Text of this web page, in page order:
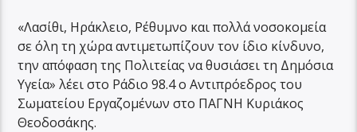
«Λασίθι, Ηράκλειο, Ρέθυμνο και πολλά νοσοκομεία
σε όλη τη χώρα αντιμετωπίζουν τον ίδιο κίνδυνο,
την απόφαση της Πολιτείας να θυσιάσει τη Δημόσια
Υγεία» λέει στο Ράδιο 98.4 ο Αντιπρόεδρος του
Σωματείου Εργαζομένων στο ΠΑΓΝΗ Κυριάκος
Θεοδοσάκης.